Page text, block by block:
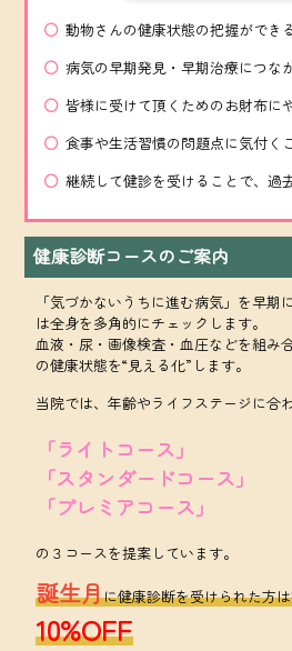
動物さんの健康状態の把握ができる
病気の早期発見・早期治療につな
皆様に受けて頂くためのお財布に
食事や生活習慣の問題点に気付く
継続して健診を受けることで、過
健康診断コースのご案内
「気づかないうちに進む病気」を早期
は全身を多角的にチェックします。
血液・尿・画像検査・血圧などを組み
の健康状態を“見える化”します。
当院では、年齢やライフステージに合
「ライトコース」
「スタンダードコース」
「プレミアコース」
の３コースを提案しています。
誕生月に健康診断を受けられた方
10%OFF